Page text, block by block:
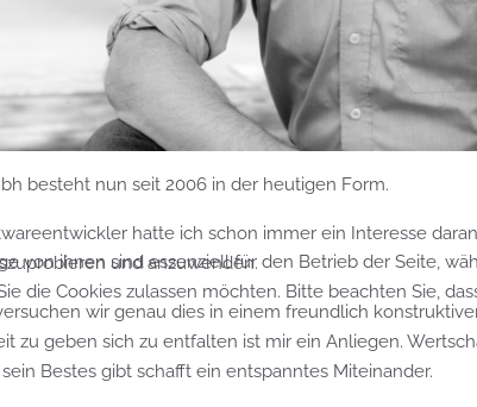
besteht nun seit 2006 in der heutigen Form.
hatte ich schon immer ein Interesse
und anzuwenden.
wir genau dies in einem freundlich
zu geben sich zu entfalten ist mir ein Anliegen.
sein Bestes gibt schafft ein entspanntes Miteinander.
von ihnen sind essenziell für den Betrieb der Seite,
die Cookies zulassen möchten. Bitte beachten Sie,